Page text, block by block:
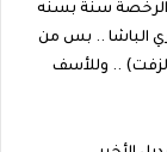
الرخصة سنة بسنه
الباشا .. بس من
.. وللأسف